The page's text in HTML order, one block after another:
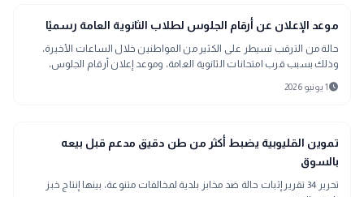
school
مدارس وجامعات
موعد الإعلان عن أرقام الجلوس لطلاب الثانوية العامة رسميًا
حالة من الترقب تسيطر على الكثير من المواطنين خلال الساعات الأخيرة،
وذلك بسبب قرب امتحانات الثانوية العامة، وموعد إعلان أرقام الجلوس،
والإجراءات الجديدة التي تتخذها الوزارة للحد من أي مشكلات تحدث باللجان.
schedule1 يونيو 2026
map
أخبار المحافظات
تموين القليوبية يضبط أكثر من طن دقيق مدعم قبل بيعه
بالسوق
تحرير 34 تقرير إثبات حالة ضد مخابز بلدية لمخالفات متنوعة، بينها إنتاج خبز